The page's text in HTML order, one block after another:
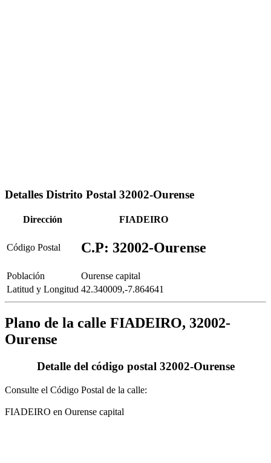
Detalles Distrito Postal 32002-Ourense
Dirección FIADEIRO
Código Postal C.P: 32002-Ourense
Población
Ourense capital
Latitud y Longitud 42.340009,-7.864641
Plano de la calle FIADEIRO, 32002-
Ourense
Detalle del código postal 32002-Ourense
Consulte el Código Postal de la calle:
FIADEIRO en Ourense capital